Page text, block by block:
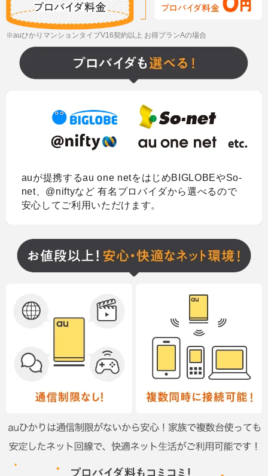
※auひかりマンションタイプV16契約以上 お得プランAの場合
auが提携するau one netをはじめBIGLOBEやSo-
net、@niftyなど 有名プロバイダから選べるので
安心してご利用いただけます。